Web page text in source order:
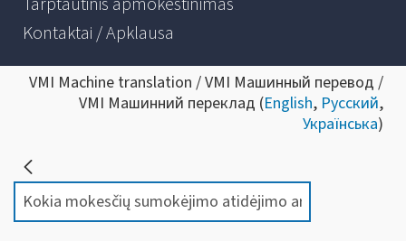
Kontaktai / Apklausa
VMI Machine translation / VMI Машинный перевод /
VMI Машинний переклад (English, Русский,
Українська)